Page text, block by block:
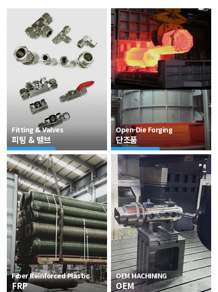
Fitting & Valves
피팅 & 밸브
Open-Die Forging
단조품
Fiber Reinforced Plastic
FRP
OEM MACHINING
OEM